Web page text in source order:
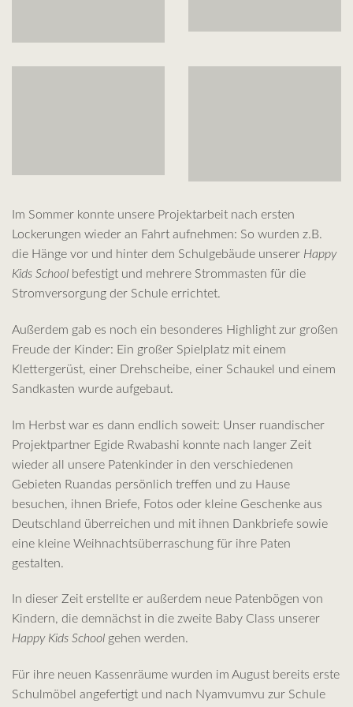
Im Sommer konnte unsere Projektarbeit nach ersten
Lockerungen wieder an Fahrt aufnehmen: So wurden z.B.
die Hänge vor und hinter dem Schulgebäude unserer Happy
Kids School befestigt und mehrere Strommasten für die
Stromversorgung der Schule errichtet.
Außerdem gab es noch ein besonderes Highlight zur großen
Freude der Kinder: Ein großer Spielplatz mit einem
Klettergerüst, einer Drehscheibe, einer Schaukel und einem
Sandkasten wurde aufgebaut.
Im Herbst war es dann endlich soweit: Unser ruandischer
Projektpartner Egide Rwabashi konnte nach langer Zeit
wieder all unsere Patenkinder in den verschiedenen
Gebieten Ruandas persönlich treffen und zu Hause
besuchen, ihnen Briefe, Fotos oder kleine Geschenke aus
Deutschland überreichen und mit ihnen Dankbriefe sowie
eine kleine Weihnachtsüberraschung für ihre Paten
gestalten.
In dieser Zeit erstellte er außerdem neue Patenbögen von
Kindern, die demnächst in die zweite Baby Class unserer
Happy Kids School gehen werden.
Für ihre neuen Kassenräume wurden im August bereits erste
Schulmöbel angefertigt und nach Nyamvumvu zur Schule